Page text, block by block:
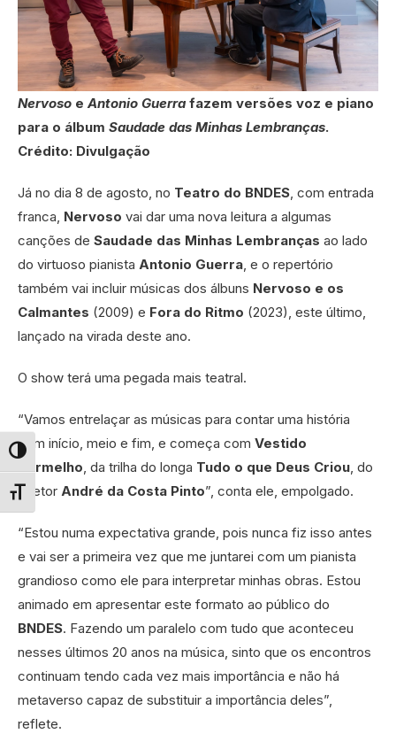
Alternar alto contraste
Alternar tamanho da fonte
Nervoso e Antonio Guerra fazem versões voz e piano
para o álbum Saudade das Minhas Lembranças.
Crédito: Divulgação
Já no dia 8 de agosto, no Teatro do BNDES , com entrada
franca, Nervoso vai dar uma nova leitura a algumas
canções de Saudade das Minhas Lembranças ao lado
do virtuoso pianista Antonio Guerra , e o repertório
também vai incluir músicas dos álbuns Nervoso e os
Calmantes (2009) e Fora do Ritmo (2023), este último,
lançado na virada deste ano.
O show terá uma pegada mais teatral.
“Vamos entrelaçar as músicas para contar uma história
com início, meio e fim, e começa com Vestido
Vermelho , da trilha do longa Tudo o que Deus Criou , do
diretor André da Costa Pinto”, conta ele, empolgado.
“Estou numa expectativa grande, pois nunca fiz isso antes
e vai ser a primeira vez que me juntarei com um pianista
grandioso como ele para interpretar minhas obras. Estou
animado em apresentar este formato ao público do
BNDES. Fazendo um paralelo com tudo que aconteceu
nesses últimos 20 anos na música, sinto que os encontros
continuam tendo cada vez mais importância e não há
metaverso capaz de substituir a importância deles”,
reflete.